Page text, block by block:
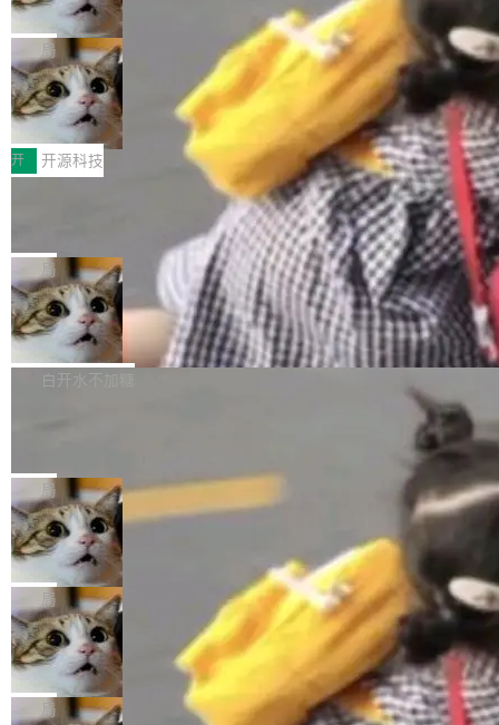
（<a href="https://bugzilla.mozilla.org/show_
bug.cgi?id=204...
orkers 跑了十年 Isolate。用 CEO Matthew Pri
nce 的话说：「我们一生都在用 Isolate 运行代
码，而 AI Agent 不需要容器，它们需要的是 Iso
late。」 容器为什么不合适 容器的问题在于启动
和销毁都太重了。一个 Agent 要执行的任务可能
只需要几毫秒的 CPU 时间，但容器从冷启动到
就绪要花数秒。如果未来有十...
诉讼，称“Apple is getting this wron
g”
上个月，苹果一纸诉状把 OpenAI 告上法庭，指
控其挖角苹果前员工并窃取商业秘密。苹果的诉
状把 OpenAI 描述成一个系统性地从前东家挖
人、套取机密信息的对手。 OpenAI 没发律师
函，也没选择庭外沉默。它在官网贴了一篇博
文，标题只有六个字：Apple is getting this wro
ng。 然后，它把邮件往来和 iMessage 聊天记
录全贴了出来。 他发错人了 苹果外部律师 Gabr
iel Gross 来自 Weil 律所，2 月 23 日下午 5:53
给 OpenAI 总法律顾问 Che Chang 发了封邮
件，附了一封长信，要求 OpenAI 配合调查前苹
果员工带走机密信...
局
HUAWEI MatePad Edge上架WorkBu
ddy鸿蒙PC版，说话就能干活的AI办公
搭子
全能AI工作台WorkBuddy鸿蒙PC版上架HUAWE
I MatePad Edge应用市场，直接下载即可使
用，与鸿蒙电脑上的体验一致。值得一提的是，
这是目前市面上唯一支持平板接入WorkBuddy P
C版的产品，搭载“人机双写”重磅功能——你写
你的，AI写AI的，同屏协作互不干扰。一句话让
AI帮你干活，现在开启全新体验！ 温馨提示：
体验WorkBuddy鸿蒙PC版前，请将 HUAWEI M
atePad Edge 升级至 HarmonyOS 6.1.0.135S
P9 patch03及以上版本。 *升级路径：设置 > 搜
开 开源科技
FFmpeg 9.0 发布：代号“Lei”，以此纪
全球知名开源多媒体框架 FFmpeg 今天正式发
布了 9.0 版本。这个版本除了带来新一代音视频
处理能力和硬件加速支持之外，还有一个特殊之
处：FFmpeg 9.0 的代号是“Lei”。 这个名字，
来自中国开发者雷霄骅（Lei Xiaohua）。 对于
很多中国音视频开发者而言，这个名字并不陌
“启蒙老师”。 而今年，恰好是雷霄骅离世十周
年。FFmpeg 社区最终选择用一个大版本的名
字，留下了这份纪念。 雷霄骅曾是中国传媒大学
数字电视技术方向的博士生，长期从事视频、音
频技...
局
亚马逊成本失控：AI 写代码烧掉 1215
万元，超预算 860%
外媒近日曝光了亚马逊的多份内部报告显示，AI
导致公司在多个项目上超支。《金融时报》报道
编写程序，目标是完成电商平台作者信息与商品
列表的数据匹配 —— 一项常规的数据处理任
务，最终却产生了 180 万美元的账单，实际支出
超出原定预算 860%。 更令人意外的是，该项目
最终并未成功落地，而高额算力消耗持续运行长
达 5 个月，公司直到财务对账时才察觉异常。这
意味着一个无人看管的 AI 程序，在近半年时间
里日夜不停地"烧钱"。 复盘显示，...
白开水不加糖
e CEO Clément Delangue 在 CNBC 的采访里
没有拐弯抹角。他说中国正在赢得 AI 竞赛，而
且按目前的速度，中国 AI 工具预计在今年底或
2027 年就能追上美国前沿实验室的水平。 Dela
ngue 把原因归结为一件事：开放协作。中国的
AI 开发者在一个共享和协作的生态里加速迭代，
而美国模型厂商在"闭门造车"。他的原话是 "buil
ding in silos"——各自为战，互不通气。 这个判
断从他嘴里说出来分量不同。Hugging Face 是
局
当 AI agent 把源码变成了最好的扩展系
统，开发者工具必须开源
五年前，David Crawshaw 问过很多软件工程师
一个问题：你写过什么给自己用的程序？答案几
乎都是没有。工程师们整天用别人写的程序写程
序给别人用。偶尔有人自己写个博客系统、智能
家居控制、家庭实验室，都算稀奇事。 Crawsh
aw 是 Shelley 的作者，一个开源 AI coding age
局
DeepSeek Harness 宣布内测邀请，全
网最大规模开源 Agent 路演现场诞生
一条内测招募帖，发出去的时候大概没人想到它
会变成一场开源 Agent 生态的路演。 8月1日，
局